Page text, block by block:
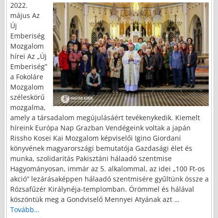
2022.
május Az
Új
Emberiség
Mozgalom
hírei Az „Új
Emberiség”
a Fokoláre
Mozgalom
széleskörű
mozgalma,
amely a társadalom megújulásáért tevékenykedik. Kiemelt
híreink Európa Nap Grazban Vendégeink voltak a japán
Rissho Kosei Kai Mozgalom képviselői Igino Giordani
könyvének magyarországi bemutatója Gazdasági élet és
munka, szolidaritás Pakisztáni hálaadó szentmise
Hagyományosan, immár az 5. alkalommal, az idei „100 Ft-os
akció” lezárásaképpen hálaadó szentmisére gyűltünk össze a
Rózsafűzér Királynéja-templomban. Örömmel és hálával
köszöntük meg a Gondviselő Mennyei Atyának azt …
Tovább…